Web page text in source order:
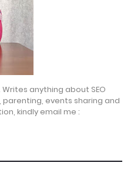
anything about SEO
events sharing and
kindly email me :